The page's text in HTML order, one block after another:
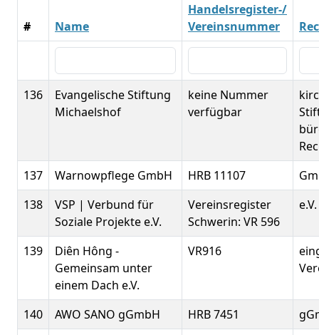
# Name
Handelsregister-/
Vereinsnummer
136
Evangelische Stiftung
Michaelshof
keine Nummer
verfügbar
137
Warnowpflege GmbH HRB 11107
138
VSP | Verbund für
Soziale Projekte e.V.
Vereinsregister
Schwerin: VR 596
e.V.
139
Diên Hông -
Gemeinsam unter
einem Dach e.V.
VR916
140 AWO SANO gGmbH HRB 7451